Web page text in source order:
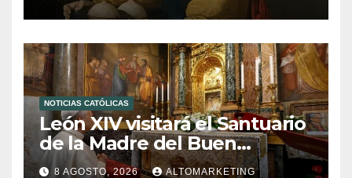
NOTICIAS CATÓLICAS
León XIV visitará el Santuario
de la Madre del Buen
Consejo de Genazzano
8 AGOSTO, 2026 ALTOMARKETING